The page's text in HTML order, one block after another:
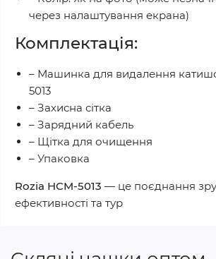
через налаштування екрана)
Комплектація:
– Машинка для видалення
5013
– Захисна сітка
– Зарядний кабель
– Щітка для очищення
– Упаковка
Rozia HCM-5013 — це поєднання
ефективності та тур